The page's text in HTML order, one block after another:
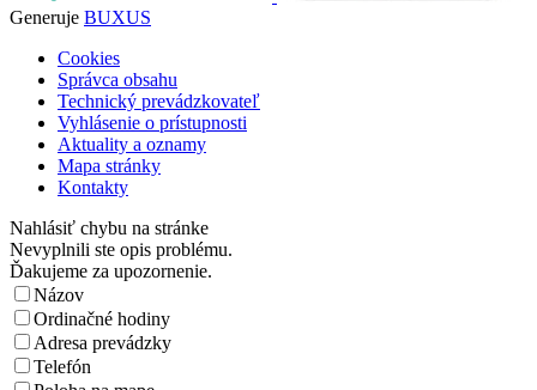
Generuje BUXUS
Cookies
Správca obsahu
Technický prevádzkovateľ
Vyhlásenie o prístupnosti
Aktuality a oznamy
Mapa stránky
Kontakty
Nahlásiť chybu na stránke
Nevyplnili ste opis problému.
Ďakujeme za upozornenie.
Názov
Ordinačné hodiny
Adresa prevádzky
Telefón